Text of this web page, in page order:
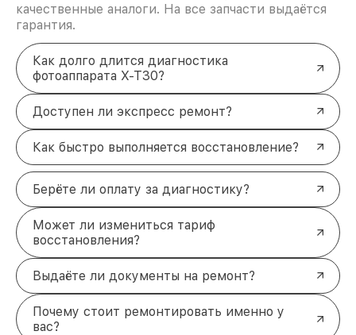
качественные аналоги. На все запчасти выдаётся
гарантия.
Как долго длится диагностика
фотоаппарата X-T30?
Доступен ли экспресс ремонт?
Как быстро выполняется восстановление?
Берёте ли оплату за диагностику?
Может ли измениться тариф
восстановления?
Выдаёте ли документы на ремонт?
Почему стоит ремонтировать именно у
вас?